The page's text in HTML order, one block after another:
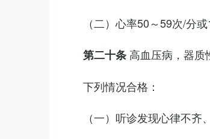
（二）心率50～59次/分
第二十条 高血压病，器质
下列情况合格：
（一）听诊发现心律不